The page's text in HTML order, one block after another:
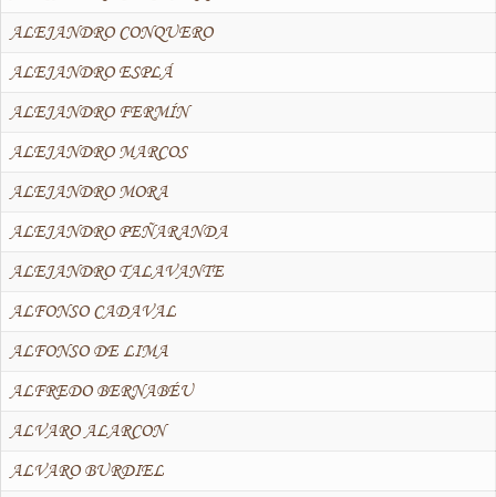
ALEJANDRO CONQUERO
ALEJANDRO ESPLÁ
ALEJANDRO FERMÍN
ALEJANDRO MARCOS
ALEJANDRO MORA
ALEJANDRO PEÑARANDA
ALEJANDRO TALAVANTE
ALFONSO CADAVAL
ALFONSO DE LIMA
ALFREDO BERNABÉU
ALVARO ALARCON
ALVARO BURDIEL